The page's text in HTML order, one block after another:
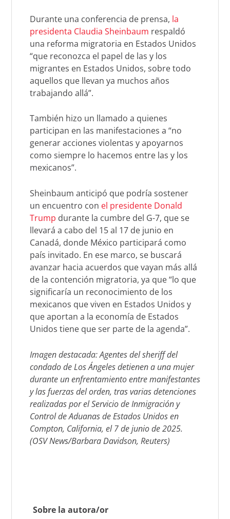
Durante una conferencia de prensa, la
presidenta Claudia Sheinbaum respaldó
una reforma migratoria en Estados Unidos
“que reconozca el papel de las y los
migrantes en Estados Unidos, sobre todo
aquellos que llevan ya muchos años
trabajando allá”.
También hizo un llamado a quienes
participan en las manifestaciones a “no
generar acciones violentas y apoyarnos
como siempre lo hacemos entre las y los
mexicanos”.
Sheinbaum anticipó que podría sostener
un encuentro con el presidente Donald
Trump durante la cumbre del G-7, que se
llevará a cabo del 15 al 17 de junio en
Canadá, donde México participará como
país invitado. En ese marco, se buscará
avanzar hacia acuerdos que vayan más allá
de la contención migratoria, ya que “lo que
significaría un reconocimiento de los
mexicanos que viven en Estados Unidos y
que aportan a la economía de Estados
Unidos tiene que ser parte de la agenda”.
Imagen destacada: Agentes del sheriff del
condado de Los Ángeles detienen a una mujer
durante un enfrentamiento entre manifestantes
y las fuerzas del orden, tras varias detenciones
realizadas por el Servicio de Inmigración y
Control de Aduanas de Estados Unidos en
Compton, California, el 7 de junio de 2025.
(OSV News/Barbara Davidson, Reuters)
Sobre la autora/or